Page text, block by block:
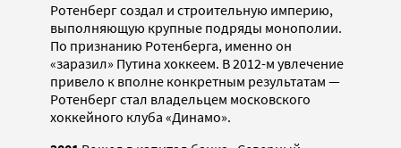
Ротенберг создал и строительную империю,
выполняющую крупные подряды монополии.
По признанию Ротенберга, именно он
«заразил» Путина хоккеем. В 2012-м увлечение
привело к вполне конкретным результатам —
Ротенберг стал владельцем московского
хоккейного клуба «Динамо».